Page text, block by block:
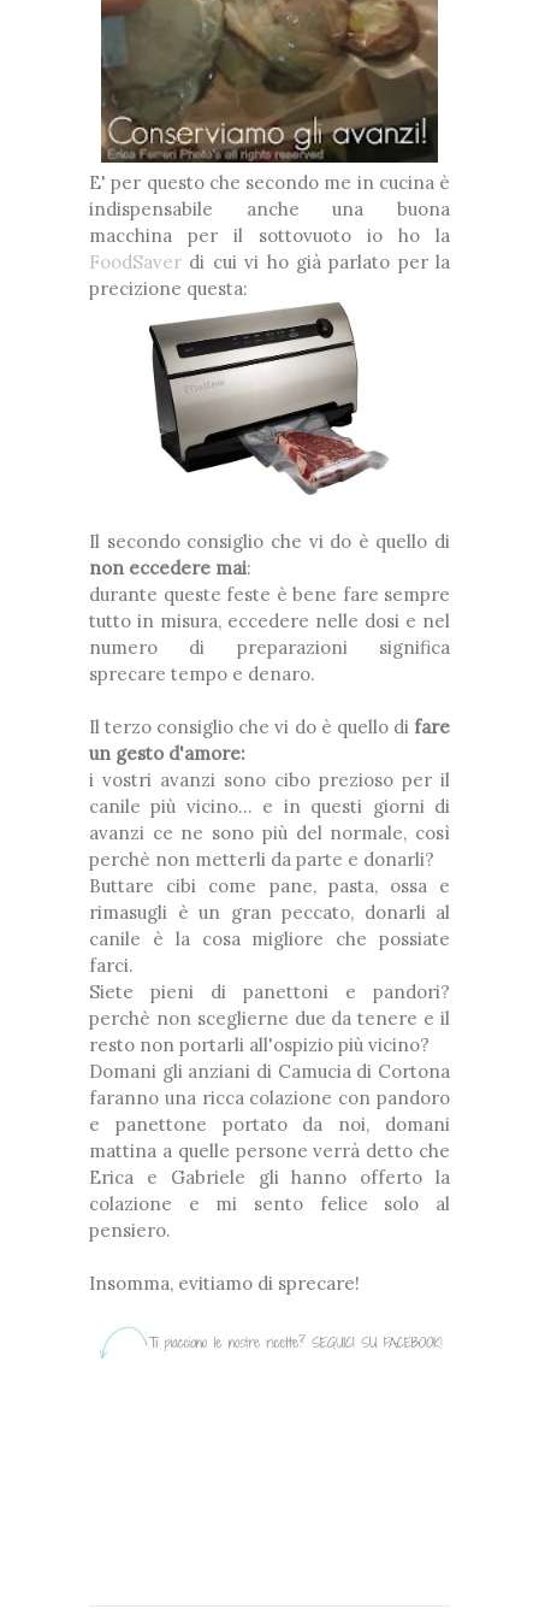
E' per questo che secondo me in cucina è
indispensabile anche una buona
macchina per il sottovuoto io ho la
FoodSaver di cui vi ho già parlato per la
precizione questa:
Il secondo consiglio che vi do è quello di
non eccedere mai:
durante queste feste è bene fare sempre
tutto in misura, eccedere nelle dosi e nel
numero di preparazioni significa
sprecare tempo e denaro.
Il terzo consiglio che vi do è quello di fare
un gesto d'amore:
i vostri avanzi sono cibo prezioso per il
canile più vicino... e in questi giorni di
avanzi ce ne sono più del normale, così
perchè non metterli da parte e donarli?
Buttare cibi come pane, pasta, ossa e
rimasugli è un gran peccato, donarli al
canile è la cosa migliore che possiate
farci.
Siete pieni di panettoni e pandori?
perchè non sceglierne due da tenere e il
resto non portarli all'ospizio più vicino?
Domani gli anziani di Camucia di Cortona
faranno una ricca colazione con pandoro
e panettone portato da noi, domani
mattina a quelle persone verrà detto che
Erica e Gabriele gli hanno offerto la
colazione e mi sento felice solo al
pensiero.
Insomma, evitiamo di sprecare!